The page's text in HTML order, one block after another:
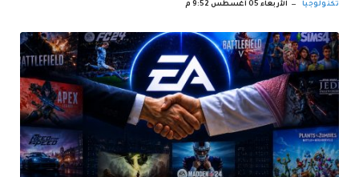
تكنولوجيا الأربعاء 05 أغسطس 9:52 م